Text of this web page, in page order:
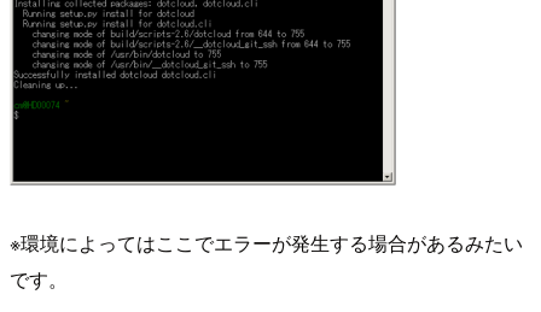
※環境によってはここでエラーが発生する場合があるみたい
です。